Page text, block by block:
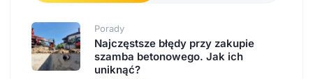
Porady
Najczęstsze błędy przy zakupie
szamba betonowego. Jak ich
uniknąć?